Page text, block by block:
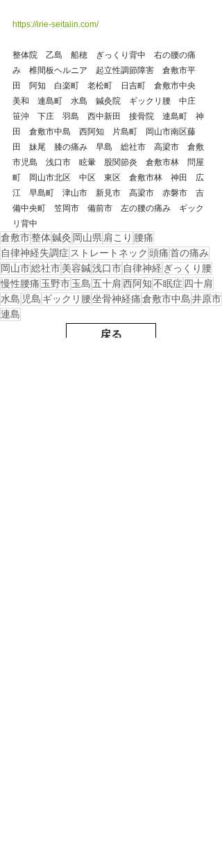
https://irie-seitaiin.com/
整体院　乙島　船穂　ぎっくり背中　右の腰の痛
み　椎間板ヘルニア　起立性調節障害　倉敷市平
田　阿知　白楽町　老松町　日吉町　倉敷市中央
美和　連島町　水島　鍼灸院　ギックリ腰　中庄
笹沖　下庄　羽島　西中新田　接骨院　連島町　神
田　倉敷市中島　西阿知　片島町　岡山市南区藤
田　妹尾　膝の痛み　早島　総社市　高梁市　倉敷
市児島　浅口市　眩暈　股関節炎　倉敷市林　問屋
町　岡山市北区　中区　東区　倉敷市林　神田　広
江　早島町　津山市　新見市　高梁市　赤磐市　吉
備中央町　笠岡市　備前市　左の腰の痛み　ギック
リ背中
倉敷市整体鍼灸 岡山県肩こり 腰痛
自律神経失調症 ストレートネック 頭痛首の痛み
岡山市総社市美容鍼浅口市 自律神経 ぎっくり腰
慢性腰痛 玉野市玉島 五十肩西阿知不眠症 四十肩
水島 児島 ギックリ腰坐骨神経痛倉敷市中島井原市
連島
戻る